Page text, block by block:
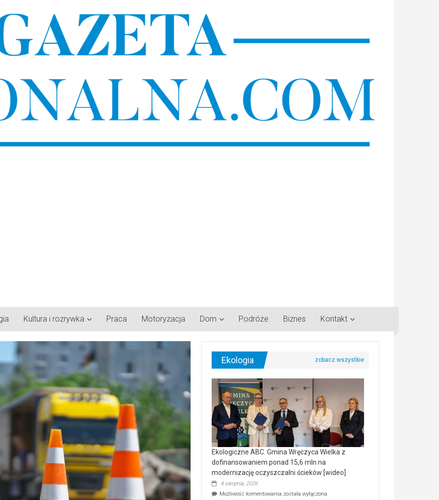
Kultura i rozrywka Praca Motoryzacja Dom Podróże Biznes Kontakt
Ekologia
Ekologiczne ABC. Gmina Wręczyca Wielka z
dofinansowaniem ponad 15,6 mln na
modernizację oczyszczalni ścieków [wideo]
4 sierpnia, 2026
Możliwość komentowania Ekologiczne
została wyłączona